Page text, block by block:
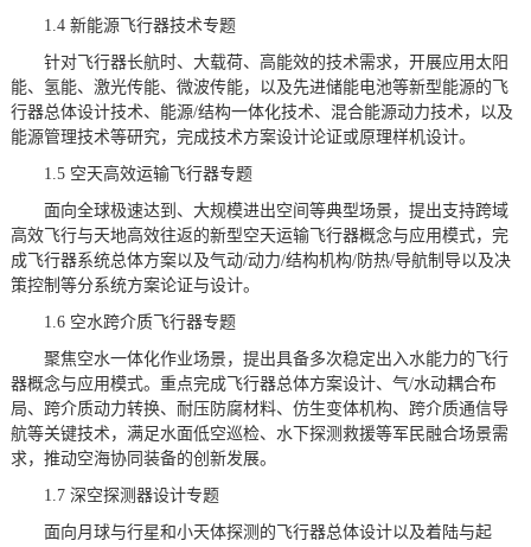
1.4 新能源飞行器技术专题
针对飞行器长航时、大载荷、高能效的技术需求，开展应用太阳
能、氢能、激光传能、微波传能，以及先进储能电池等新型能源的飞
行器总体设计技术、能源/结构一体化技术、混合能源动力技术，以及
能源管理技术等研究，完成技术方案设计论证或原理样机设计。
1.5 空天高效运输飞行器专题
面向全球极速达到、大规模进出空间等典型场景，提出支持跨域
高效飞行与天地高效往返的新型空天运输飞行器概念与应用模式，完
成飞行器系统总体方案以及气动/动力/结构机构/防热/导航制导以及决
策控制等分系统方案论证与设计。
1.6 空水跨介质飞行器专题
聚焦空水一体化作业场景，提出具备多次稳定出入水能力的飞行
器概念与应用模式。重点完成飞行器总体方案设计、气/水动耦合布
局、跨介质动力转换、耐压防腐材料、仿生变体机构、跨介质通信导
航等关键技术，满足水面低空巡检、水下探测救援等军民融合场景需
求，推动空海协同装备的创新发展。
1.7 深空探测器设计专题
面向月球与行星和小天体探测的飞行器总体设计以及着陆与起